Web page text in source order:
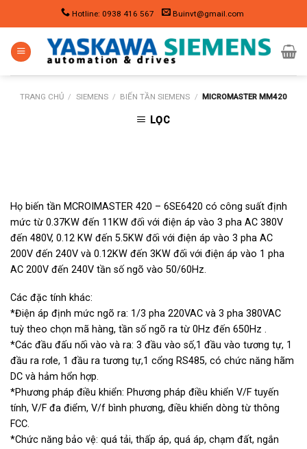
content
Hotline: 0938 416 567 Buinvt@gmail.com
TRANG CHỦ / SIEMENS / BIẾN TẦN SIEMENS / MICROMASTER MM420
LỌC
Họ biến tần MCRO MASTER 420 – 6SE6420 có công suất định
mức từ 0.37KW đến 11KW đối với điện áp vào 3 pha AC 380V
đến 480V, 0.12 KW đến 5.5KW đối với điện áp vào 3 pha AC
200V đến 240V và 0.12KW đến 3KW đối với điện áp vào 1 pha
AC 200V đến 240V tần số ngõ vào 50/60Hz.
Các đặc tính khác:
*Điện áp định mức ngõ ra: 1/3 pha 220VAC và 3 pha 380VAC
tuỳ theo chọn mã hàng, tần số ngõ ra từ 0Hz đến 650Hz .
*Các đầu đấu nối vào và ra: 3 đầu vào số,1 đầu vào tương tự, 1
đầu ra rơle, 1 đầu ra tương tự,1 cổng RS485, có chức năng hãm
DC và hảm hổn hợp.
*Phương pháp điều khiển: Phương pháp điều khiển V/F tuyến
tính, V/F đa điểm, V/f bình phương, điều khiển dòng từ thông
FCC.
*Chức năng bảo vệ: quá tải, thấp áp, quá áp, chạm đất, ngắn